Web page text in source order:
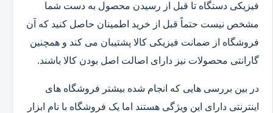
فیزیکی دستگاه تا قبل از رسیدن محصول به دست شما
مشخص نیست حتماً قبل از خرید اطمینان حاصل کنید که آن
فروشگاه از ضمانت فیزیکی کالا پشتیبان می کند و همچنین
گارانتی محصولات نیز دارای اصالت اصل بودن کالا باشند.
در بین بررسی هایی که انجام شده بیشتر فروشگاه های
اینترنتی دارای این ویژگی هستند اما یک فروشگاه با نام ابزار